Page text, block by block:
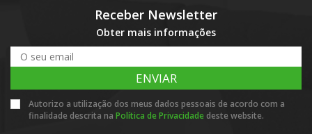
Receber Newsletter
Obter mais informações
ENVIAR
Autorizo a utilização dos meus dados pessoais de acordo com a
finalidade descrita na Política de Privacidade deste website.